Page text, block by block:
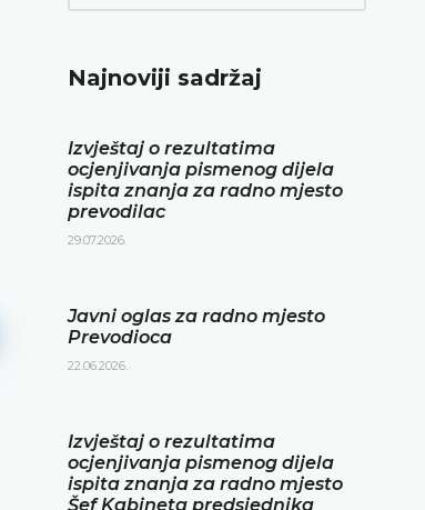
Izvještaj o rezultatima
pismenog dijela ispita znanja
mjesto Šef Kabineta
Najnoviji sadržaj
Izvještaj o rezultatima
ocjenjivanja pismenog dijela
ispita znanja za radno mjesto
prevodilac
29.07.2026.
Javni oglas za radno mjesto
Prevodioca
22.06.2026.
Izvještaj o rezultatima
ocjenjivanja pismenog dijela
ispita znanja za radno mjesto
Šef Kabineta predsjednika